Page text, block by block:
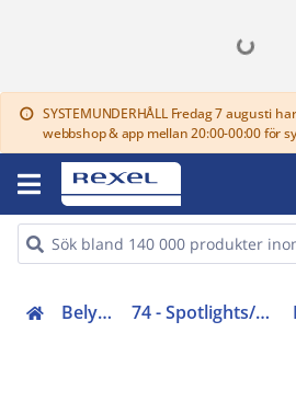
info SYSTEMUNDERHÅLL Fredag 7 augusti
webbshop & app mellan 20:00-00:00 för
Belysning (70-83) 74 - Spotlights/downlights/kontaktskenor